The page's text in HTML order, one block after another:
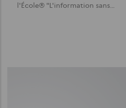
l'École® "L'information sans…